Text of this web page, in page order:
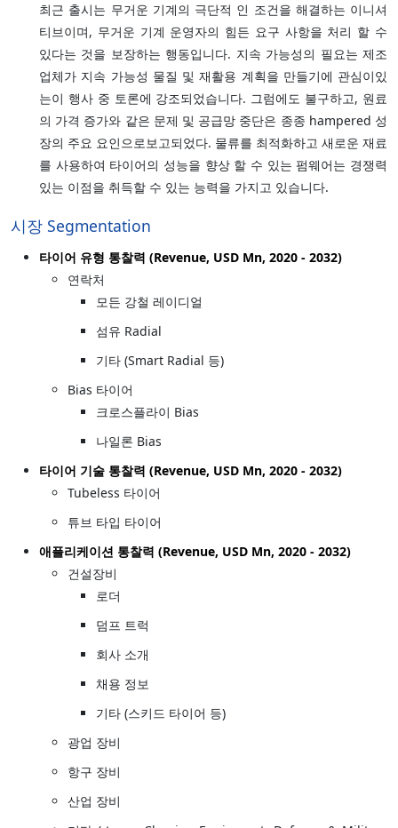
최근 출시는 무거운 기계의 극단적 인 조건을 해결하는 이니셔
티브이며, 무거운 기계 운영자의 힘든 요구 사항을 처리 할 수
있다는 것을 보장하는 행동입니다. 지속 가능성의 필요는 제조
업체가 지속 가능성 물질 및 재활용 계획을 만들기에 관심이있
는이 행사 중 토론에 강조되었습니다. 그럼에도 불구하고, 원료
의 가격 증가와 같은 문제 및 공급망 중단은 종종 hampered 성
장의 주요 요인으로보고되었다. 물류를 최적화하고 새로운 재료
를 사용하여 타이어의 성능을 향상 할 수 있는 펌웨어는 경쟁력
있는 이점을 취득할 수 있는 능력을 가지고 있습니다.
시장 Segmentation
타이어 유형 통찰력 (Revenue, USD Mn, 2020 - 2032)
연락처
모든 강철 레이디얼
섬유 Radial
기타 (Smart Radial 등)
Bias 타이어
크로스플라이 Bias
나일론 Bias
타이어 기술 통찰력 (Revenue, USD Mn, 2020 - 2032)
Tubeless 타이어
튜브 타입 타이어
애플리케이션 통찰력 (Revenue, USD Mn, 2020 - 2032)
건설장비
로더
덤프 트럭
회사 소개
채용 정보
기타 (스키드 타이어 등)
광업 장비
항구 장비
산업 장비